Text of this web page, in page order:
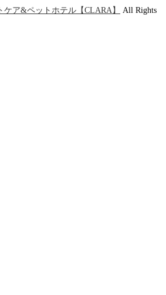
ケア&ペットホテル【CLARA】
All Rights